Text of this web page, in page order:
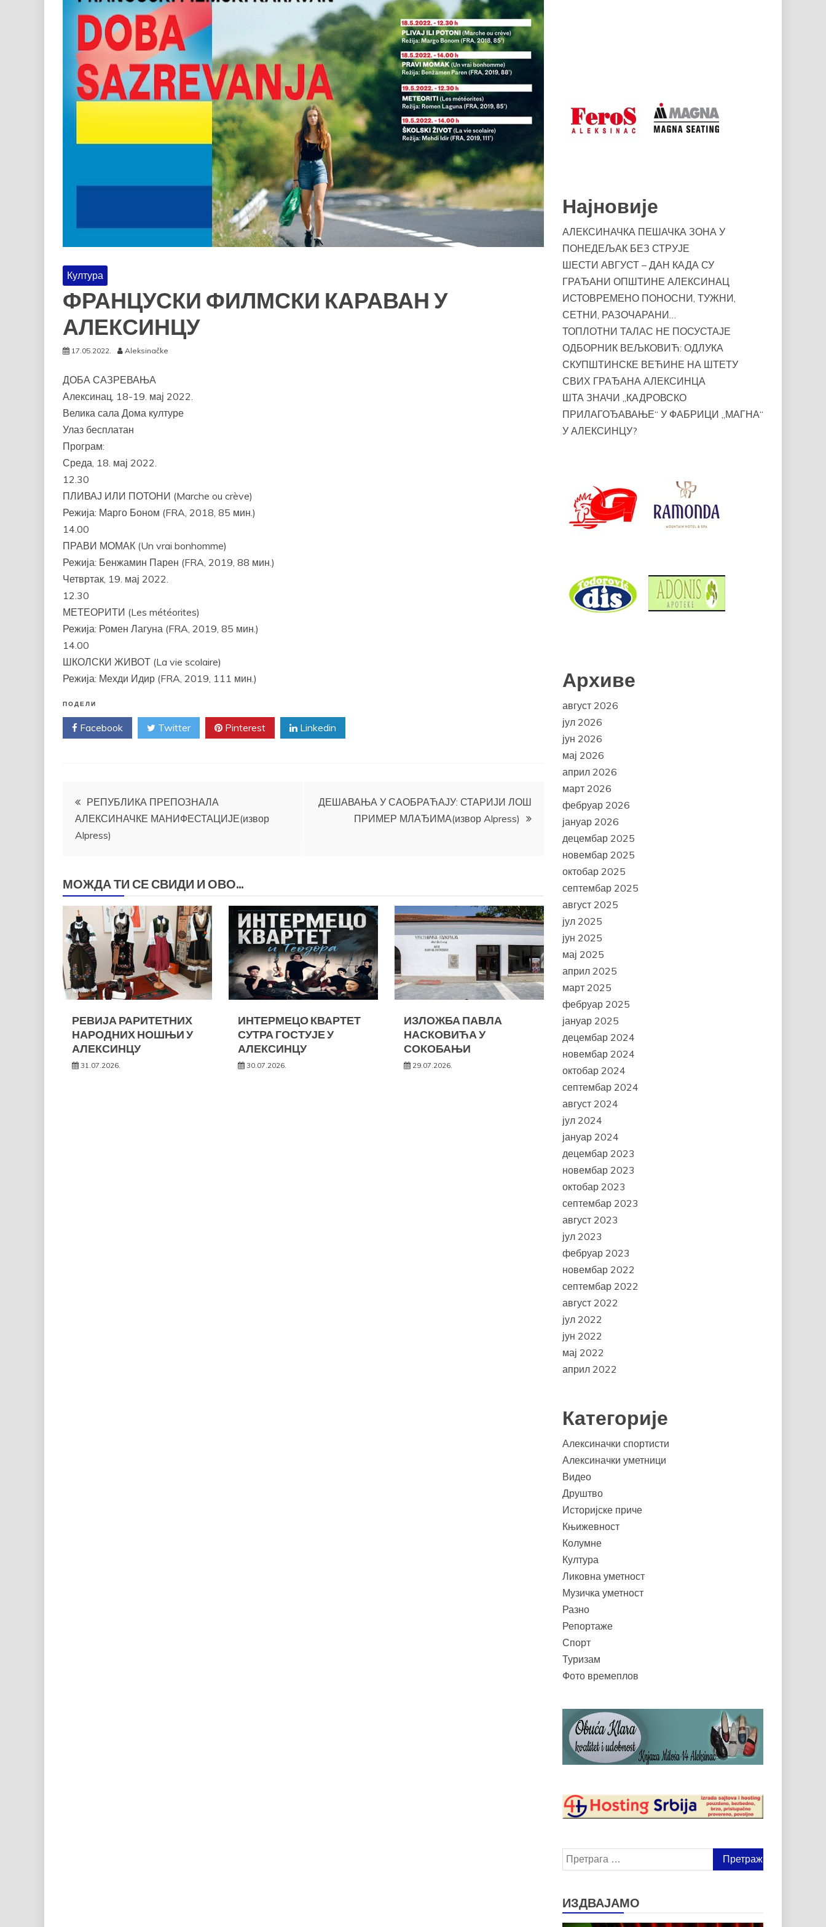
Култура
ФРАНЦУСКИ ФИЛМСКИ КАРАВАН У
АЛЕКСИНЦУ
17.05.2022. Aleksinačke
ДОБА САЗРЕВАЊА
Алексинац, 18-19. мај 2022.
Велика сала Дома културе
Улаз бесплатан
Програм:
Среда, 18. мај 2022.
12.30
ПЛИВАЈ ИЛИ ПОТОНИ (Marche ou crève)
Режија: Марго Боном (FRA, 2018, 85 мин.)
14.00
ПРАВИ МОМАК (Un vrai bonhomme)
Режија: Бенжамин Парен (FRA, 2019, 88 мин.)
Четвртак, 19. мај 2022.
12.30
МЕТЕОРИТИ (Les météorites)
Режија: Ромен Лагуна (FRA, 2019, 85 мин.)
14.00
ШКОЛСКИ ЖИВОТ (La vie scolaire)
Режија: Мехди Идир (FRA, 2019, 111 мин.)
ПОДЕЛИ
Facebook Twitter Pinterest Linkedin
Кретање
чланка
РЕПУБЛИКА ПРЕПОЗНАЛА
АЛЕКСИНАЧКЕ МАНИФЕСТАЦИЈЕ(извор
Alpress)
ДЕШАВАЊА У САОБРАЋАЈУ: СТАРИЈИ ЛОШ
ПРИМЕР МЛАЂИМА(извор Alpress)
МОЖДА ТИ СЕ СВИДИ И ОВО...
РЕВИЈА РАРИТЕТНИХ
НАРОДНИХ НОШЊИ У
АЛЕКСИНЦУ
31.07.2026.
ИНТЕРМЕЦО КВАРТЕТ
СУТРА ГОСТУЈЕ У
АЛЕКСИНЦУ
30.07.2026.
ИЗЛОЖБА ПАВЛА
НАСКОВИЋА У
СОКОБАЊИ
29.07.2026.
Најновије
АЛЕКСИНАЧКА ПЕШАЧКА ЗОНА У
ПОНЕДЕЉАК БЕЗ СТРУЈЕ
ШЕСТИ АВГУСТ – ДАН КАДА СУ
ГРАЂАНИ ОПШТИНЕ АЛЕКСИНАЦ
ИСТОВРЕМЕНО ПОНОСНИ, ТУЖНИ,
СЕТНИ, РАЗОЧАРАНИ…
ТОПЛОТНИ ТАЛАС НЕ ПОСУСТАЈЕ
ОДБОРНИК ВЕЉКОВИЋ: ОДЛУКА
СКУПШТИНСКЕ ВЕЋИНЕ НА ШТЕТУ
СВИХ ГРАЂАНА АЛЕКСИНЦА
ШТА ЗНАЧИ „КАДРОВСКО
ПРИЛАГОЂАВАЊЕ“ У ФАБРИЦИ „МАГНА“
У АЛЕКСИНЦУ?
Архиве
август 2026
јул 2026
јун 2026
мај 2026
април 2026
март 2026
фебруар 2026
јануар 2026
децембар 2025
новембар 2025
октобар 2025
септембар 2025
август 2025
јул 2025
јун 2025
мај 2025
април 2025
март 2025
фебруар 2025
јануар 2025
децембар 2024
новембар 2024
октобар 2024
септембар 2024
август 2024
јул 2024
јануар 2024
децембар 2023
новембар 2023
октобар 2023
септембар 2023
август 2023
јул 2023
фебруар 2023
новембар 2022
септембар 2022
август 2022
јул 2022
јун 2022
мај 2022
април 2022
Категорије
Алексиначки спортисти
Алексиначки уметници
Видео
Друштво
Историјске приче
Књижевност
Колумне
Култура
Ликовна уметност
Музичка уметност
Разно
Репортаже
Спорт
Туризам
Фото времеплов
Претрага
за:
ИЗДВАЈАМО